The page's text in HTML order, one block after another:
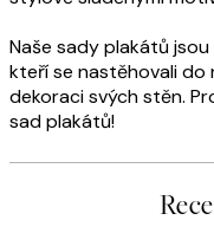
Naše sady plakátů
kteří se nastěhovali do
dekoraci svých stěn.
sad plakátů!